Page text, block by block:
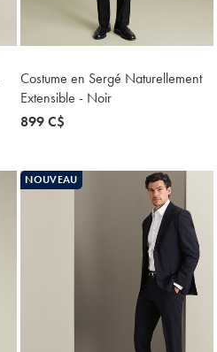
Costume en Sergé Naturellement
Extensible - Noir
now
899 C$
NOUVEAU